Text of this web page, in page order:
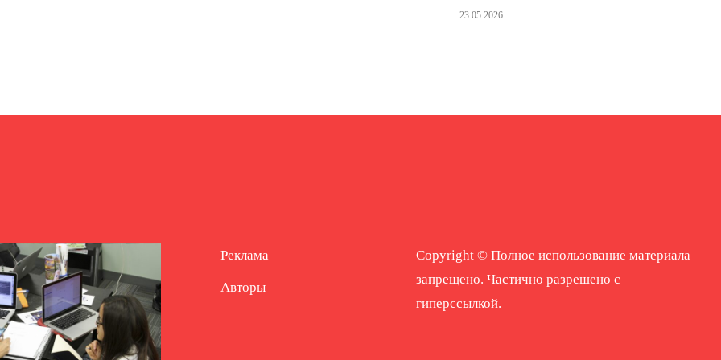
23.05.2026
Реклама
Авторы
Copyright © Полное использование материала
запрещено. Частично разрешено с
гиперссылкой.